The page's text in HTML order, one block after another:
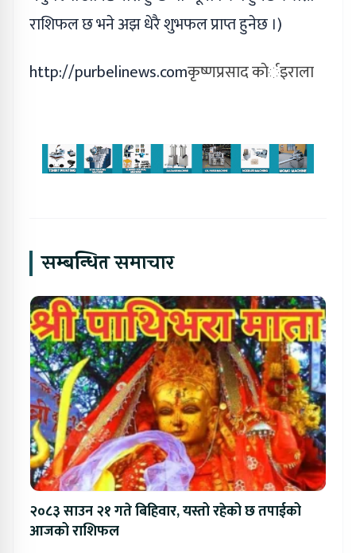
राशिफल छ भने अझ धेरै शुभफल प्राप्त हुनेछ ।)
http://purbelinews.comकृष्णप्रसाद काेर्इराला
सम्बन्धित समाचार
२०८३ साउन २१ गते बिहिवार, यस्तो रहेको छ तपाईको
आजको राशिफल